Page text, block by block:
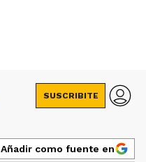
SUSCRIBITE
Añadir como fuente en